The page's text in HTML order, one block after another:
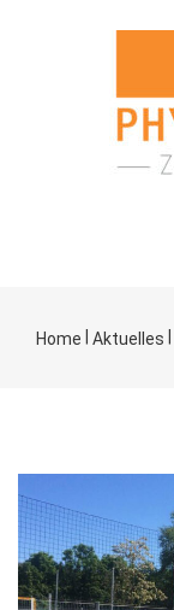
Home Aktuelles